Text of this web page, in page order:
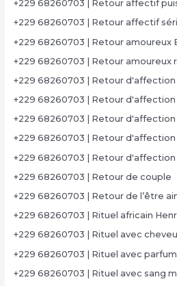
+229 68260703 | Retour affectif
+229 68260703 | Retour affectif
+229 68260703 | Retour amoureux
+229 68260703 | Retour amoureux
+229 68260703 | Retour
+229 68260703 | Retour
+229 68260703 | Retour
+229 68260703 | Retour d'affection
+229 68260703 | Retour d'affection
+229 68260703 | Retour de couple
+229 68260703 | Retour de l’être
+229 68260703 | Rituel africain
+229 68260703 | Rituel avec
+229 68260703 | Rituel avec parfum
+229 68260703 | Rituel avec sang